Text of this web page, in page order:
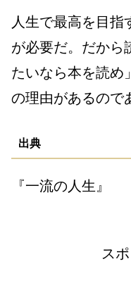
人生で最高を目指
が必要だ。だから
たいなら本を読め
の理由があるので
出典
『一流の人生』
ス